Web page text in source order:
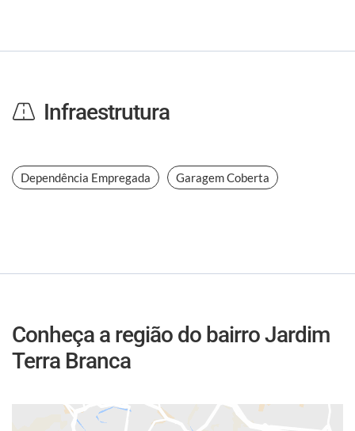
Infraestrutura
Dependência Empregada Garagem Coberta
Conheça a região do bairro Jardim
Terra Branca